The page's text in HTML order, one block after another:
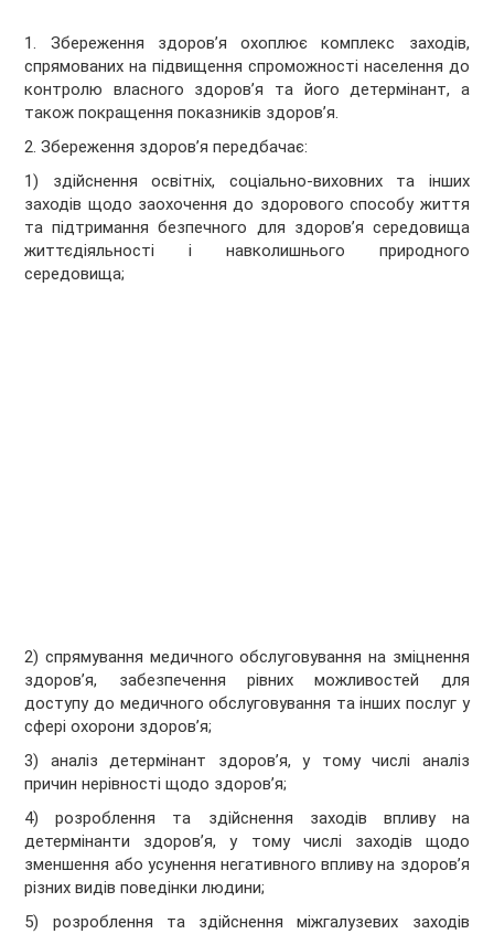
1. Збереження здоров’я охоплює комплекс заходів,
спрямованих на підвищення спроможності населення до
контролю власного здоров’я та його детермінант, а
також покращення показників здоров’я.
2. Збереження здоров’я передбачає:
1) здійснення освітніх, соціально-виховних та інших
заходів щодо заохочення до здорового способу життя
та підтримання безпечного для здоров’я середовища
життєдіяльності і навколишнього природного
середовища;
2) спрямування медичного обслуговування на зміцнення
здоров’я, забезпечення рівних можливостей для
доступу до медичного обслуговування та інших послуг у
сфері охорони здоров’я;
3) аналіз детермінант здоров’я, у тому числі аналіз
причин нерівності щодо здоров’я;
4) розроблення та здійснення заходів впливу на
детермінанти здоров’я, у тому числі заходів щодо
зменшення або усунення негативного впливу на здоров’я
різних видів поведінки людини;
5) розроблення та здійснення міжгалузевих заходів